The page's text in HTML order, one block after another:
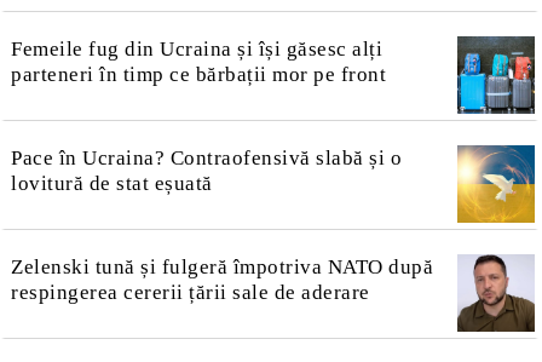
Femeile fug din Ucraina și își găsesc alți
parteneri în timp ce bărbații mor pe front
Pace în Ucraina? Contraofensivă slabă și o
lovitură de stat eșuată
Zelenski tună și fulgeră împotriva NATO după
respingerea cererii țării sale de aderare